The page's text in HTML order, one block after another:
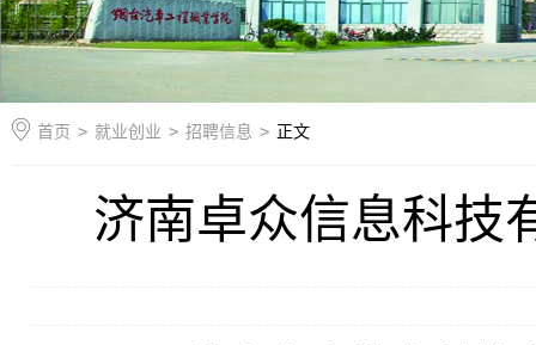
首页 > 就业创业 > 招聘信息 > 正文
济南卓众信息科技